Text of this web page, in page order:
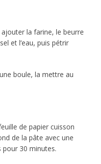
la farine, le beurre
et l’eau, puis pétrir
boule, la mettre au
de papier cuisson
de la pâte avec une
30 minutes.